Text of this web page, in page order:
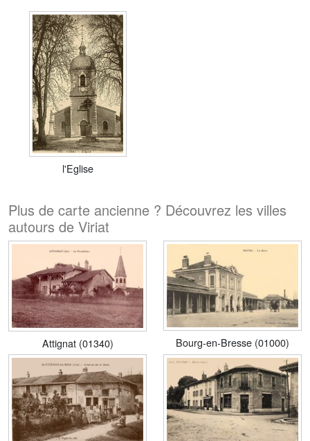
l'Eglise
Plus de carte ancienne ? Découvrez les villes
autours de Viriat
Attignat (01340) Bourg-en-Bresse (01000)